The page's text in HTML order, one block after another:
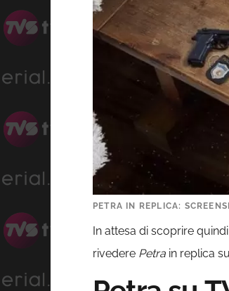
PETRA IN REPLICA:
In attesa di scoprire
rivedere Petra in replica